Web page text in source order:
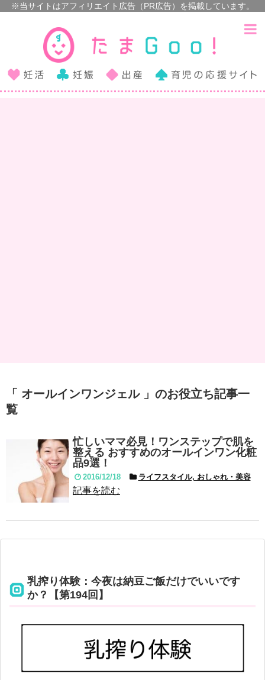
「 オールインワンジェル 」のお役立ち記事一
覧
忙しいママ必見！ワンステップで肌を
整える おすすめのオールインワン化粧
品9選！
2016/12/18 ライフスタイル, おしゃれ・美容
記事を読む
乳搾り体験：今夜は納豆ご飯だけでいいです
か？【第194回】